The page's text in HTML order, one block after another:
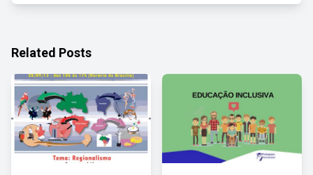
Related Posts